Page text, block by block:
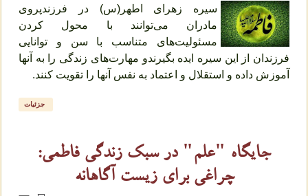
سیره زهرای اطهر(س) در فرزندپروی
مادران می‌توانند با محول کردن
مسئولیت‌های متناسب با سن و توانایی
فرزندان از این سیره ایده بگیرندو مهارت‌های زندگی را به آنها
آموزش داده و استقلال و اعتماد به نفس آنها را تقویت کنند.
جزئیات
جایگاه "علم" در سبک زندگی فاطمی:
چراغی برای زیست آگاهانه